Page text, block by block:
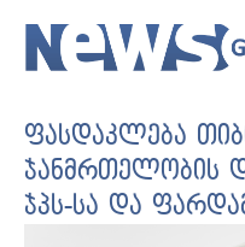
ფასდაკლება
ჯანმრთელობის
ჯპს-სა და